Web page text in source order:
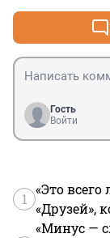
Гость
Войти
1
«Это
«Друзей»,
«Минус —